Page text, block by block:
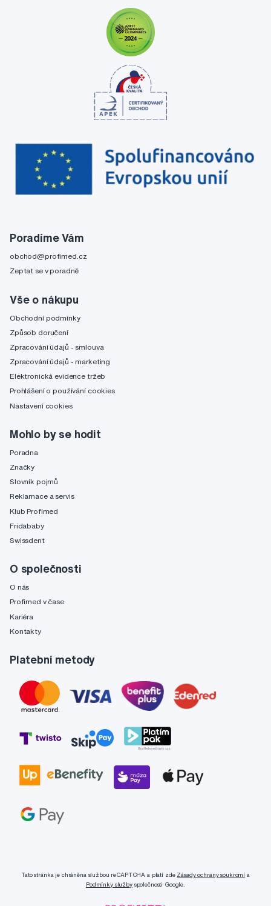
Poradíme Vám
obchod@profimed.cz
Zeptat se v poradně
Vše o nákupu
Obchodní podmínky
Způsob doručení
Zpracování údajů - smlouva
Zpracování údajů - marketing
Elektronická evidence tržeb
Prohlášení o používání cookies
Nastavení cookies
Mohlo by se hodit
Poradna
Značky
Slovník pojmů
Reklamace a servis
Klub Profimed
Fridababy
Swissdent
O společnosti
O nás
Profimed v čase
Kariéra
Kontakty
Platební metody
Tato stránka je chráněna službou reCAPTCHA a platí zde Zásady ochrany soukromí a
Podmínky službyspolečnosti Google.